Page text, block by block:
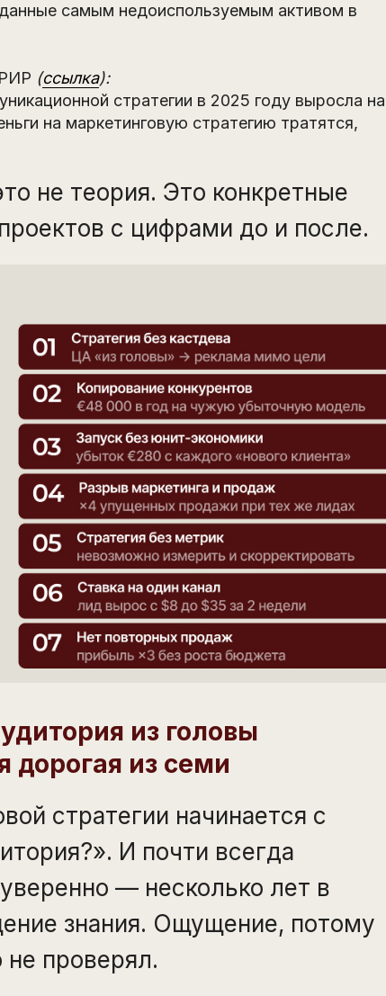
самым недоиспользуемым активом в
(ссылка):
стратегии в 2025 году выросла на
на маркетинговую стратегию тратятся,
не теория. Это конкретные
с цифрами до и после.
из головы
дорогая из семи
стратегии начинается с
И почти всегда
— несколько лет в
знания. Ощущение, потому
проверял.